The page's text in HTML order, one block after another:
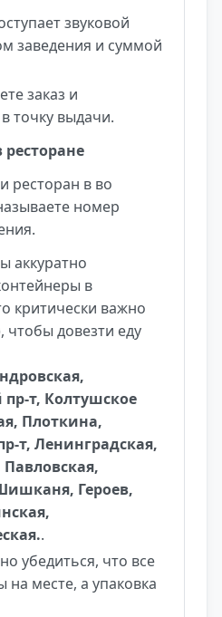
звуковой
заведения и суммой
заказ и
точку выдачи.
ресторане
ресторан в во
номер
аккуратно
в
критически важно
чтобы довезти еду
т, Колтушское
Плоткина,
т, Ленинградская,
Героев,
.
убедиться, что все
на месте, а упаковка